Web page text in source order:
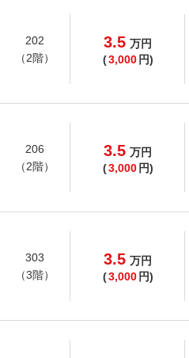
202
（2階）
3.5 万円
(3,000 円)
206
（2階）
3.5 万円
(3,000 円)
303
（3階）
3.5 万円
(3,000 円)